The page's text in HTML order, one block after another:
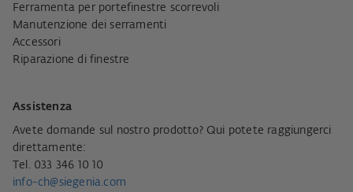
Ferramenta per portefinestre scorrevoli
Manutenzione dei serramenti
Accessori
Riparazione di finestre
Assistenza
Avete domande sul nostro prodotto? Qui potete raggiungerci
direttamente:
Tel. 033 346 10 10
info-ch@siegenia.com